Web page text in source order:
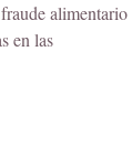
alimentario
en las